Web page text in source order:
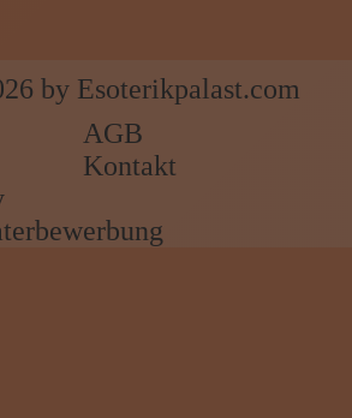
by Esoterikpalast.com
AGB
Kontakt